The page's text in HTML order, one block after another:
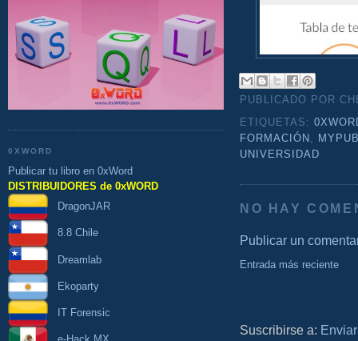
0XWORD
Publicar tu libro en 0xWord
DISTRIBUIDORES de 0xWORD
DragonJAR
8.8 Chile
Dreamlab
Ekoparty
IT Forensic
PUBLICADO POR
ETIQUETAS:
FORMACIÓN
UNIVERSIDAD
NO HAY
Publicar un
Entrada más reciente
Suscribirse a: